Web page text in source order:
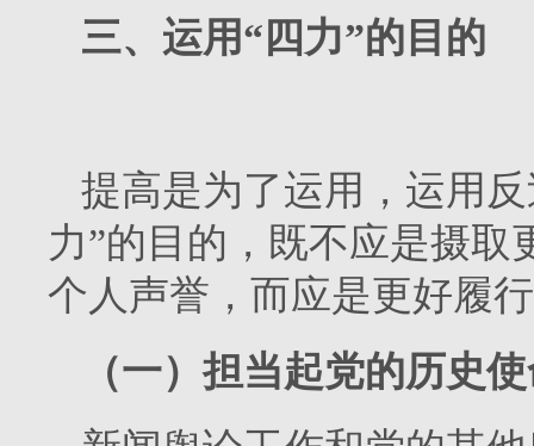
三、运用“四力”的目的
提高是为了运用，运用
力”的目的，既不应是摄
个人声誉，而应是更好履
（一）担当起党的历史